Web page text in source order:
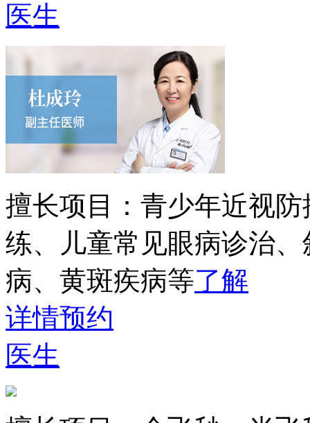
医生
擅长项目： 青少年近视
练、儿童常见眼病诊治
病、黄斑疾病等了解
详情预约
医生